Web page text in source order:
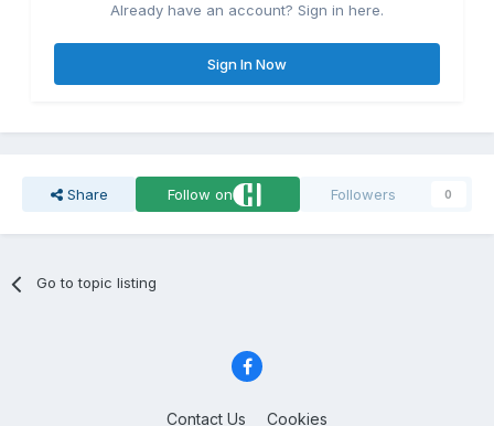
Already have an account? Sign in here.
Sign In Now
Share Follow on Followers 0
Go to topic listing
Contact Us Cookies